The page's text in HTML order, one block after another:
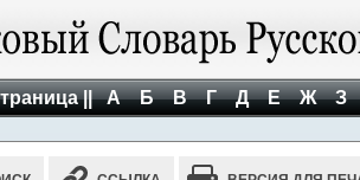
|| А Б В Г Д Е Ж З